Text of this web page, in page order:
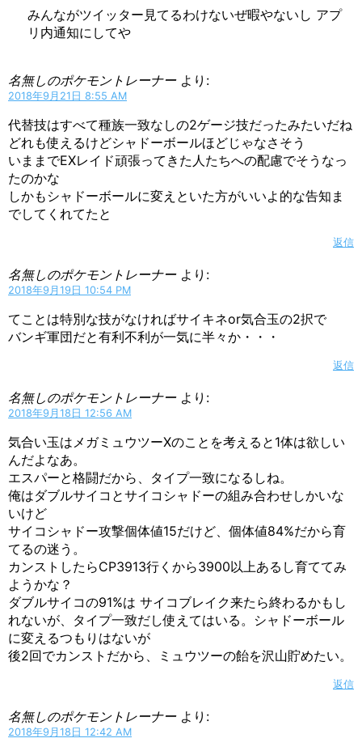
みんながツイッター見てるわけないぜ暇やないし アプ
リ内通知にしてや
名無しのポケモントレーナー より:
2018年9月21日 8:55 AM
代替技はすべて種族一致なしの2ゲージ技だったみたいだね
どれも使えるけどシャドーボールほどじゃなさそう
いままでEXレイド頑張ってきた人たちへの配慮でそうなっ
たのかな
しかもシャドーボールに変えといた方がいいよ的な告知ま
でしてくれてたと
返信
名無しのポケモントレーナー より:
2018年9月19日 10:54 PM
てことは特別な技がなければサイキネor気合玉の2択で
バンギ軍団だと有利不利が一気に半々か・・・
返信
名無しのポケモントレーナー より:
2018年9月18日 12:56 AM
気合い玉はメガミュウツーXのことを考えると1体は欲しい
んだよなあ。
エスパーと格闘だから、タイプ一致になるしね。
俺はダブルサイコとサイコシャドーの組み合わせしかいな
いけど
サイコシャドー攻撃個体値15だけど、個体値84%だから育
てるの迷う。
カンストしたらCP3913行くから3900以上あるし育ててみ
ようかな？
ダブルサイコの91%は サイコブレイク来たら終わるかもし
れないが、タイプ一致だし使えてはいる。シャドーボール
に変えるつもりはないが
後2回でカンストだから、ミュウツーの飴を沢山貯めたい。
返信
名無しのポケモントレーナー より:
2018年9月18日 12:42 AM